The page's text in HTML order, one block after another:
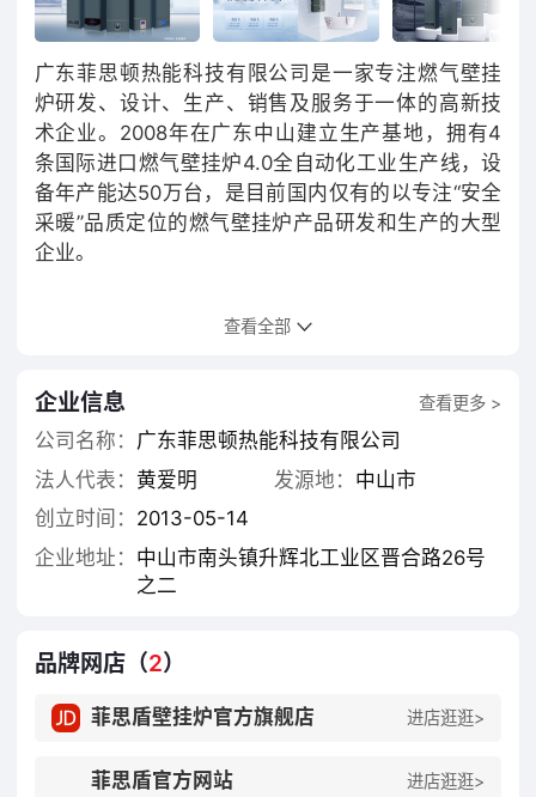
广东菲思顿热能科技有限公司是一家专注燃气壁挂
炉研发、设计、生产、销售及服务于一体的高新技
术企业。2008年在广东中山建立生产基地，拥有4
条国际进口燃气壁挂炉4.0全自动化工业生产线，设
备年产能达50万台，是目前国内仅有的以专注“安全
采暖”品质定位的燃气壁挂炉产品研发和生产的大型
企业。
国际环境体系认证。并引进了国际先进生产技术，
与多所世界知名大学建立了长期的战略技术合作关
系，通过多年的技术深耕和国际技术合作，公司先
装置壁挂炉、零冷水壁挂炉、全预混壁挂炉等，是
目前国内壁挂炉市场产品系列及功率型号多，且有
技术优势的品牌之一。
体并成为主推品牌。
菲思盾历程十载，业务辐射于国内国外，服务的客
供暖系统等，并与国内多家知名地产公司构建了战
查看全部
企业信息 查看更多 >
公司名称： 广东菲思顿热能科技有限公司
法人代表： 黄爱明 发源地： 中山市
创立时间： 2013-05-14
企业地址： 中山市南头镇升辉北工业区晋合路26号
之二
品牌网店（2）
菲思盾壁挂炉官方旗舰店 进店逛逛>
菲思盾官方网站 进店逛逛>